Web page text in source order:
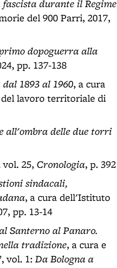
durante il Regime
del 900 Parri, 2017,
dopoguerra alla
pp. 137-138
1893 al 1960, a cura
lavoro territoriale di
all'ombra delle due torri
vol. 25, Cronologia, p. 392
sindacali,
, a cura dell'Istituto
pp. 13-14
Santerno al Panaro.
tradizione, a cura e
vol. 1: Da Bologna a